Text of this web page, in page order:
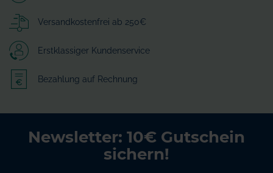
Versandkostenfrei ab 250€
Erstklassiger Kundenservice
Bezahlung auf Rechnung
Newsletter: 10€ Gutschein
sichern!